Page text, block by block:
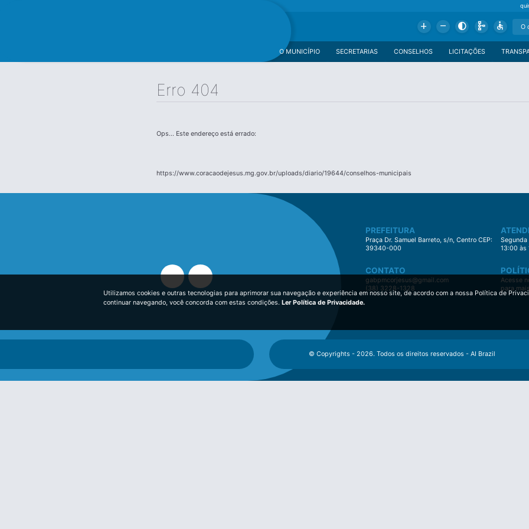
Add Remove Contrast Schema Accessible
LICITAÇÕES
CONSELHOS
SECRETARIAS
O MUNICÍPIO
Erro 404
Ops... Este endereço está errado:
https://www.coracaodejesus.mg.gov.br/uploads/diario/19644/conselhos-municipais
PREFEITURA
Praça Dr. Samuel Barreto, s/n, Centro CEP:
39340-000
Segunda
13:00 às
CONTATO
gabpmcorjesus@gmail.com
(38) 3228-1328
Acesse
para
© Copyrights - 2026. Todos os direitos reservados - AI Brazil
Utilizamos cookies e outras tecnologias para aprimorar sua navegação e experiência em nosso site, de acordo com a nossa Política de
continuar navegando, você concorda com estas condições. Ler Política de Privacidade.